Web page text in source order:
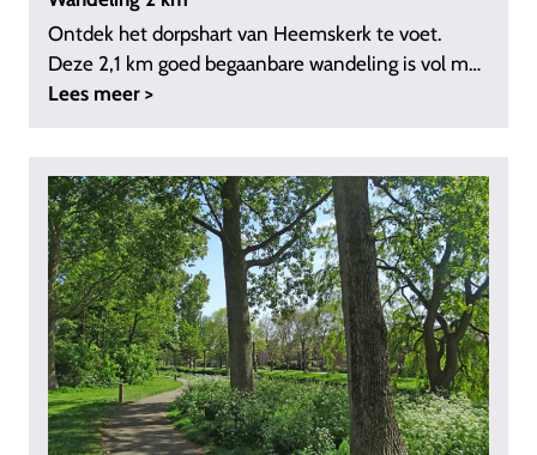
Ontdek het dorpshart van Heemskerk te voet.
Deze 2,1 km goed begaanbare wandeling is vol met
...
Lees meer >